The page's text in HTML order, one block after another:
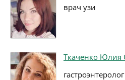
врач узи
Ткаченко Юлия
гастроэнтеролог